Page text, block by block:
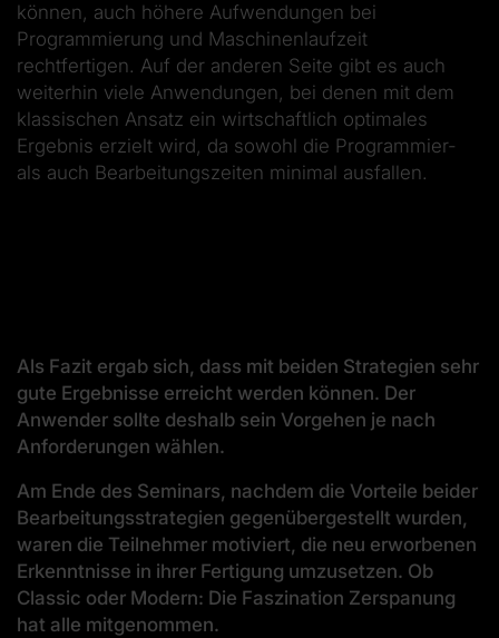
können, auch höhere Aufwendungen bei
Programmierung und Maschinenlaufzeit
rechtfertigen. Auf der anderen Seite gibt es auch
weiterhin viele Anwendungen, bei denen mit dem
klassischen Ansatz ein wirtschaftlich optimales
Ergebnis erzielt wird, da sowohl die Programmier-
als auch Bearbeitungszeiten minimal ausfallen.
Als Fazit ergab sich, dass mit beiden Strategien sehr
gute Ergebnisse erreicht werden können. Der
Anwender sollte deshalb sein Vorgehen je nach
Anforderungen wählen.
Am Ende des Seminars, nachdem die Vorteile beider
Bearbeitungsstrategien gegenübergestellt wurden,
waren die Teilnehmer motiviert, die neu erworbenen
Erkenntnisse in ihrer Fertigung umzusetzen. Ob
Classic oder Modern: Die Faszination Zerspanung
hat alle mitgenommen.